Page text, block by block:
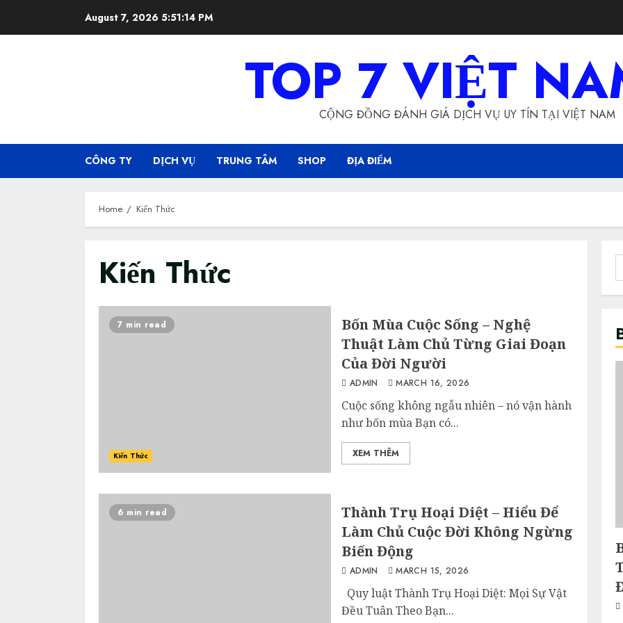
August 7, 2026 5:51:14 PM
TOP 7 VIỆT
CỘNG ĐỒNG ĐÁNH GIÁ DỊCH VỤ UY TÍN TẠI VIỆT NAM
CÔNG TY DỊCH VỤ TRUNG TÂM SHOP ĐỊA ĐIỂM
Home Kiến Thức
Kiến Thức
7 min read
Kiến Thức
Bốn Mùa Cuộc Sống – Nghệ
Thuật Làm Chủ Từng Giai Đoạn
Của Đời Người
ADMIN MARCH 16, 2026
Cuộc sống không ngẫu nhiên – nó vận hành
như bốn mùa Bạn có...
XEM THÊM
6 min read
Thành Trụ Hoại Diệt – Hiểu Để
Làm Chủ Cuộc Đời Không Ngừng
Biến Động
ADMIN MARCH 15, 2026
Quy luật Thành Trụ Hoại Diệt: Mọi Sự Vật
Đều Tuân Theo Bạn...